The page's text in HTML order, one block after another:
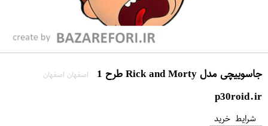
جاسوییچی مدل Rick and Morty طرح 1 اصفهان اصفهان
p30roid.ir
شرایط خرید